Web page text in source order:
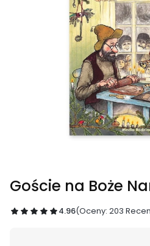
Goście na Boże
4.96(Oceny: 203